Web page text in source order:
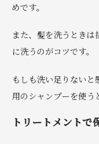
めです。
また、髪を洗うときは
に洗うのがコツです。
もしも洗い足りない
用のシャンプーを使う
トリートメントで